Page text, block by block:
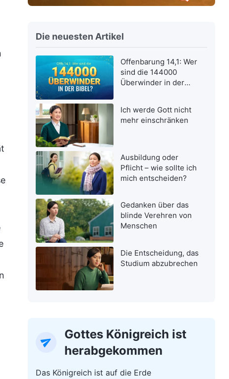
Die neuesten Artikel
Offenbarung 14,1: Wer
sind die 144000
Überwinder in der
Ich werde Gott nicht
mehr einschränken
Ausbildung oder
Pflicht – wie sollte ich
mich entscheiden?
Gedanken über das
blinde Verehren von
Menschen
Die Entscheidung, das
Studium abzubrechen
Gottes Königreich ist
herabgekommen
Das Königreich ist auf die Erde